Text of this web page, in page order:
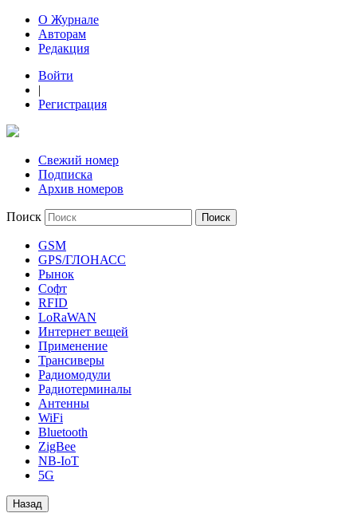
О Журнале
Авторам
Редакция
Войти
|
Регистрация
Свежий номер
Подписка
Архив номеров
Поиск
GSM
GPS/ГЛОНАСС
Рынок
Софт
RFID
LoRaWAN
Интернет вещей
Применение
Трансиверы
Радиомодули
Радиотерминалы
Антенны
WiFi
Bluetooth
ZigBee
NB-IoT
5G